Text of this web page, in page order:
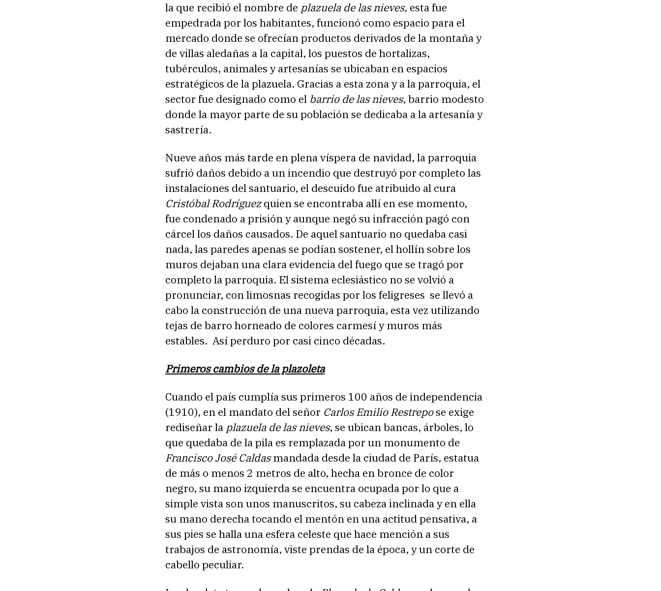
la que recibió el nombre de plazuela de las nieves, esta fue
empedrada por los habitantes, funcionó como espacio para el
mercado donde se ofrecían productos derivados de la montaña y
de villas aledañas a la capital, los puestos de hortalizas,
tubérculos, animales y artesanías se ubicaban en espacios
estratégicos de la plazuela. Gracias a esta zona y a la parroquia, el
sector fue designado como el barrio de las nieves, barrio modesto
donde la mayor parte de su población se dedicaba a la artesanía y
sastrería.
Nueve años más tarde en plena víspera de navidad, la parroquia
sufrió daños debido a un incendio que destruyó por completo las
instalaciones del santuario, el descuido fue atribuido al cura
Cristóbal Rodríguezquien se encontraba allí en ese momento,
fue condenado a prisión y aunque negó su infracción pagó con
cárcel los daños causados. De aquel santuario no quedaba casi
nada, las paredes apenas se podían sostener, el hollín sobre los
muros dejaban una clara evidencia del fuego que se tragó por
completo la parroquia. El sistema eclesiástico no se volvió a
pronunciar, con limosnas recogidas por los feligreses se llevó a
cabo la construcción de una nueva parroquia, esta vez utilizando
tejas de barro horneado de colores carmesí y muros más
estables. Así perduro por casi cinco décadas.
Primeros cambios de la plazoleta
Cuando el país cumplía sus primeros 100 años de independencia
(1910), en el mandato del señor Carlos Emilio Restrepose exige
rediseñar la plazuela de las nieves, se ubican bancas, árboles, lo
que quedaba de la pila es remplazada por un monumento de
Francisco José Caldasmandada desde la ciudad de París, estatua
de más o menos 2 metros de alto, hecha en bronce de color
negro, su mano izquierda se encuentra ocupada por lo que a
simple vista son unos manuscritos, su cabeza inclinada y en ella
su mano derecha tocando el mentón en una actitud pensativa, a
sus pies se halla una esfera celeste que hace mención a sus
trabajos de astronomía, viste prendas de la época, y un corte de
cabello peculiar.